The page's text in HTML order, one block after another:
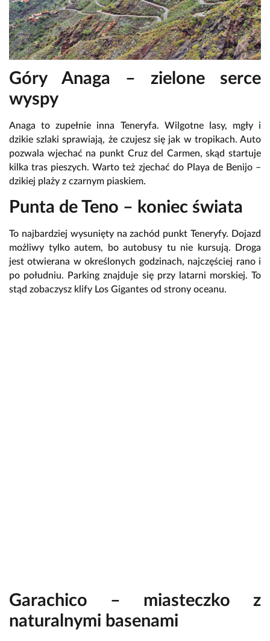
Góry Anaga – zielone serce
wyspy
Anaga to zupełnie inna Teneryfa. Wilgotne lasy, mgły i
dzikie szlaki sprawiają, że czujesz się jak w tropikach. Auto
pozwala wjechać na punkt Cruz del Carmen, skąd startuje
kilka tras pieszych. Warto też zjechać do Playa de Benijo –
dzikiej plaży z czarnym piaskiem.
Punta de Teno – koniec świata
To najbardziej wysunięty na zachód punkt Teneryfy. Dojazd
możliwy tylko autem, bo autobusy tu nie kursują. Droga
jest otwierana w określonych godzinach, najczęściej rano i
po południu. Parking znajduje się przy latarni morskiej. To
stąd zobaczysz klify Los Gigantes od strony oceanu.
Garachico – miasteczko z
naturalnymi basenami